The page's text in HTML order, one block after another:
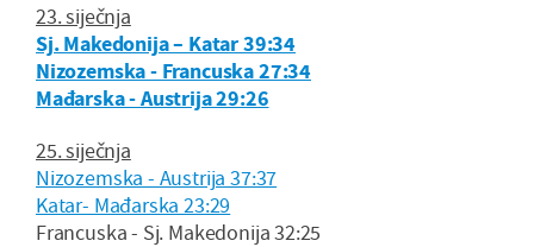
23. siječnja
Sj. Makedonija – Katar 39:34
Nizozemska - Francuska 27:34
Mađarska - Austrija 29:26
25. siječnja
Nizozemska - Austrija 37:37
Katar- Mađarska 23:29
Francuska - Sj. Makedonija 32:25